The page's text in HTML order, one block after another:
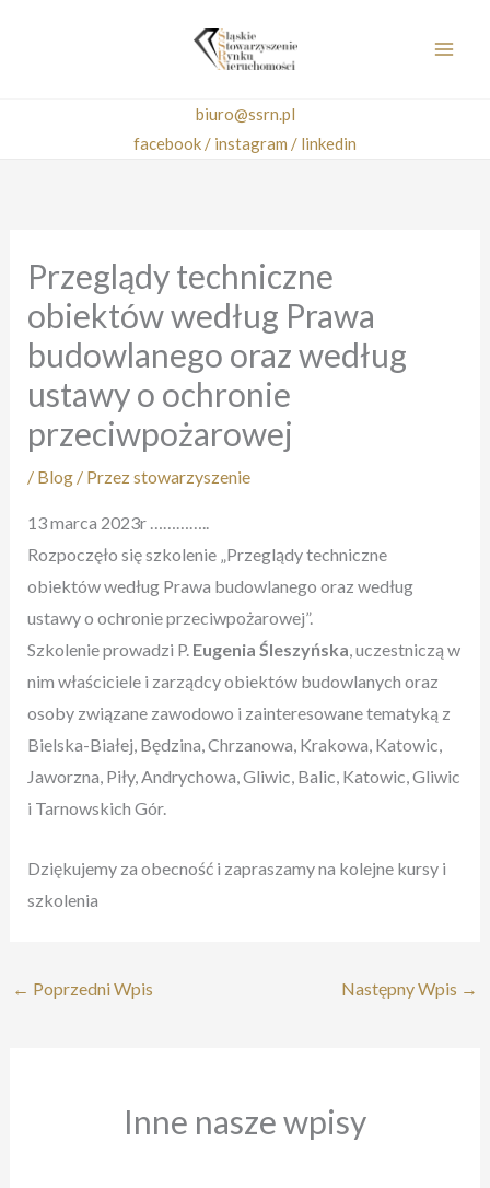
biuro@ssrn.pl
facebook / instagram / linkedin
Przeglądy techniczne
obiektów według Prawa
budowlanego oraz według
ustawy o ochronie
przeciwpożarowej
/ Blog/ Przezstowarzyszenie
13 marca 2023r …………..
Rozpoczęło się szkolenie „Przeglądy techniczne
obiektów według Prawa budowlanego oraz według
ustawy o ochronie przeciwpożarowej”.
Szkolenie prowadzi P. Eugenia Śleszyńska, uczestniczą w
nim właściciele i zarządcy obiektów budowlanych oraz
osoby związane zawodowo i zainteresowane tematyką z
Bielska-Białej, Będzina, Chrzanowa, Krakowa, Katowic,
Jaworzna, Piły, Andrychowa, Gliwic, Balic, Katowic, Gliwic
i Tarnowskich Gór.
Dziękujemy za obecność i zapraszamy na kolejne kursy i
szkolenia
← Poprzedni Wpis Następny Wpis →
Inne nasze wpisy